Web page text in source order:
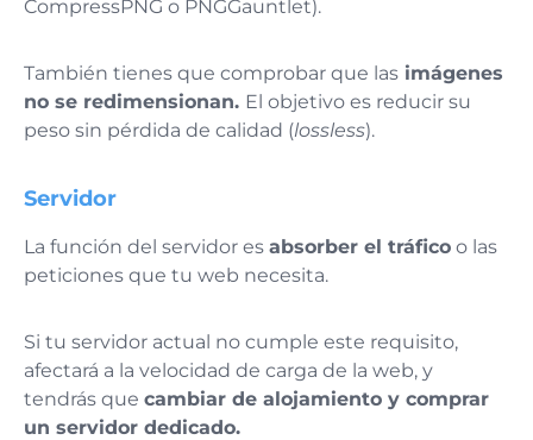
CompressPNG o PNGGauntlet).
También tienes que comprobar que las imágenes
no se redimensionan. El objetivo es reducir su
peso sin pérdida de calidad (lossless).
Servidor
La función del servidor es absorber el tráfico o las
peticiones que tu web necesita.
Si tu servidor actual no cumple este requisito,
afectará a la velocidad de carga de la web, y
tendrás que cambiar de alojamiento y comprar
un servidor dedicado.